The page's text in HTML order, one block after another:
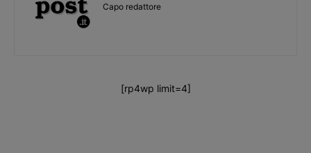
Capo redattore
[rp4wp limit=4]